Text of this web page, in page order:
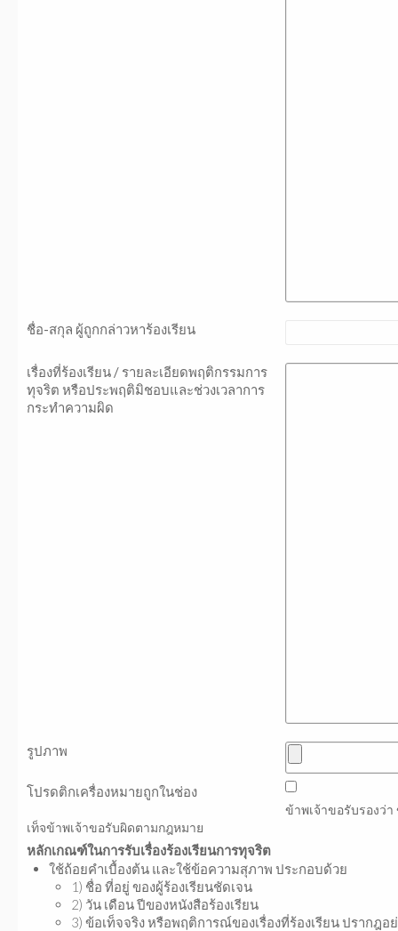
ชื่อ-สกุล ผู้ถูกกล่าวหาร้องเรียน
เรื่องที่ร้องเรียน / รายละเอียดพฤติกรรมการ
ทุจริต หรือประพฤติมิชอบและช่วงเวลาการ
กระทำความผิด
รูปภาพ
โปรดติกเครื่องหมายถูกในช่อง
ข้าพเจ้าขอรับรองว่
เท็จข้าพเจ้าขอรับผิดตามกฎหมาย
หลักเกณฑ์ในการรับเรื่องร้องเรียนการทุจริต
ใช้ถ้อยคำเบื้องต้น และใช้ข้อความสุภาพ ประกอบด้วย
1) ชื่อ ที่อยู่ ของผู้ร้องเรียนชัดเจน
2) วัน เดือน ปีของหนังสือร้องเรียน
3) ข้อเท็จจริง หรือพฤติการณ์ของเรื่องที่ร้องเรียน ปรากฎ